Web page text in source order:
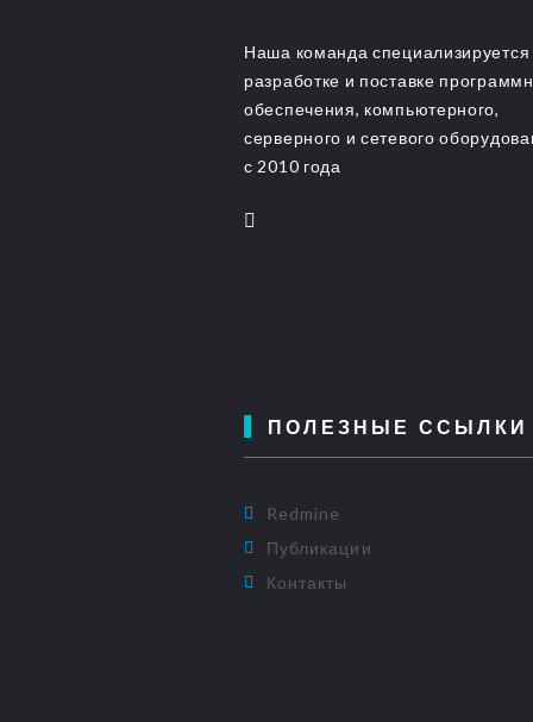
Наша команда специализируется
разработке и поставке
обеспечения, компьютерного,
серверного и сетевого
с 2010 года
ПОЛЕЗНЫЕ ССЫЛКИ
Redmine
Публикации
Контакты